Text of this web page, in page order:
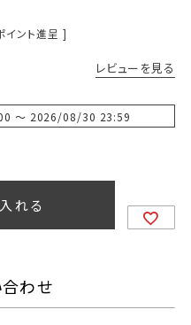
イント進呈 ]
レビューを見る
〜 2026/08/30 23:59
れる
わせ